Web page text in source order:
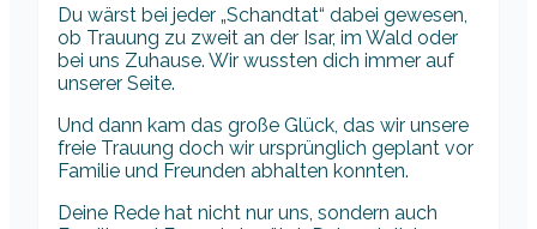
Du wärst bei jeder „Schandtat“ dabei gewesen,
ob Trauung zu zweit an der Isar, im Wald oder
bei uns Zuhause. Wir wussten dich immer auf
unserer Seite.
Und dann kam das große Glück, das wir unsere
freie Trauung doch wir ursprünglich geplant vor
Familie und Freunden abhalten konnten.
Deine Rede hat nicht nur uns, sondern auch